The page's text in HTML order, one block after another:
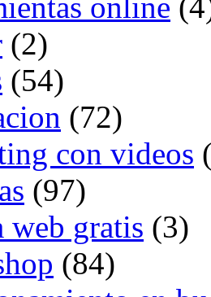
(2)
(54)
(72)
con videos
(97)
web gratis (3)
(84)